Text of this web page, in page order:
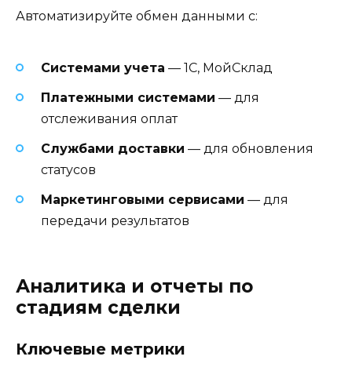
Автоматизируйте обмен данными с:
Системами учета — 1С, МойСклад
Платежными системами — для
отслеживания оплат
Службами доставки — для обновления
статусов
Маркетинговыми сервисами — для
передачи результатов
Аналитика и отчеты по
стадиям сделки
Ключевые метрики